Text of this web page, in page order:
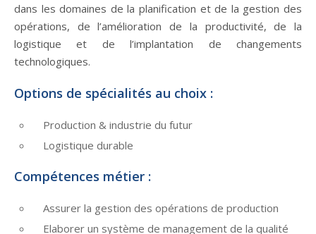
dans les domaines de la planification et de la gestion des
opérations, de l’amélioration de la productivité, de la
logistique et de l’implantation de changements
technologiques.
Options de spécialités au choix :
Production & industrie du futur
Logistique durable
Compétences métier :
Assurer la gestion des opérations de production
Elaborer un système de management de la qualité